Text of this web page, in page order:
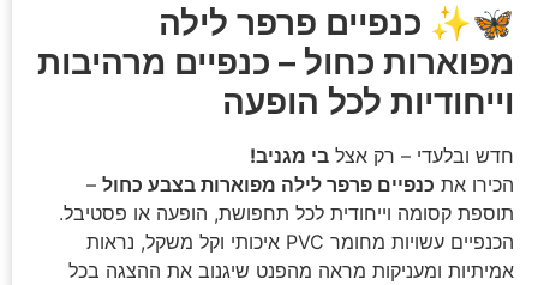
🦋✨ כנפיים פרפר לילה
מפוארות כחול – כנפיים מרהיבות
וייחודיות לכל הופעה
חדש ובלעדי – רק אצל בי מגניב!
הכירו את כנפיים פרפר לילה מפוארות בצבע כחול –
תוספת קסומה וייחודית לכל תחפושת, הופעה או פסטיבל.
הכנפיים עשויות מחומר PVC איכותי וקל משקל, נראות
אמיתיות ומעניקות מראה מהפנט שיגנוב את ההצגה בכל